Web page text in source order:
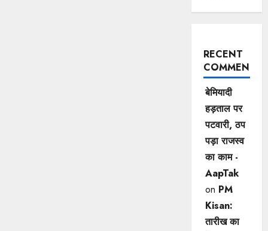
RECENT
COMMENTS
बेमियादी
हड़ताल पर
पटवारी, ठप
पड़ा राजस्व
का काम -
AapTak
on PM
Kisan:
तारीख का